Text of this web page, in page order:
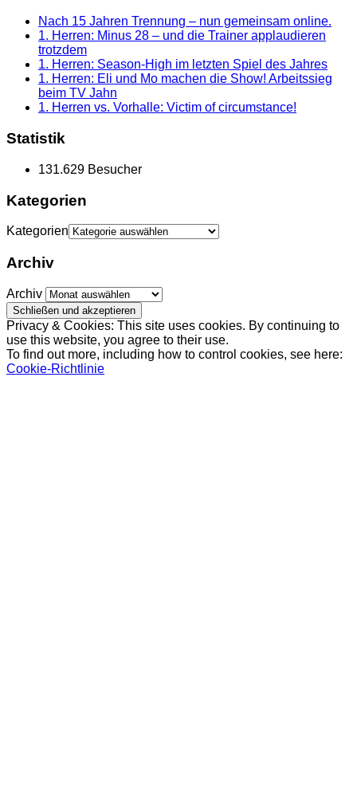
Nach 15 Jahren Trennung – nun gemeinsam online.
1. Herren: Minus 28 – und die Trainer applaudieren
trotzdem
1. Herren: Season-High im letzten Spiel des Jahres
1. Herren: Eli und Mo machen die Show! Arbeitssieg
beim TV Jahn
1. Herren vs. Vorhalle: Victim of circumstance!
Statistik
131.629 Besucher
Kategorien
Kategorien
Archiv
Archiv
Privacy & Cookies: This site uses cookies. By continuing to
use this website, you agree to their use.
To find out more, including how to control cookies, see here:
Cookie-Richtlinie